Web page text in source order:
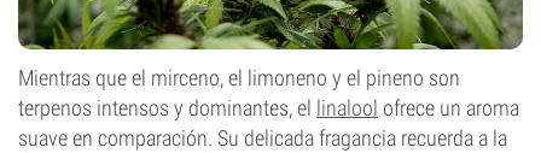
Mientras que el mirceno, el limoneno y el pineno son
terpenos intensos y dominantes, el linalool ofrece un aroma
suave en comparación. Su delicada fragancia recuerda a la